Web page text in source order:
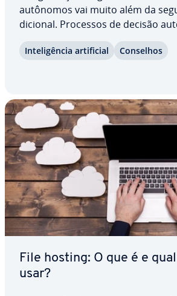
autônomos vai muito além da
di­ci­o­nal. Processos de decisão
abrem não só opor­tu­ni­da­des,
In­te­li­gên­cia ar­ti­fi­cial Conselhos
File hosting: O que é e
usar?